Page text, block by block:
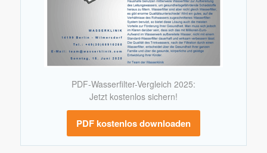
PDF-Wasserfilter-Vergleich 2025:
Jetzt kostenlos sichern!
PDF kostenlos downloaden